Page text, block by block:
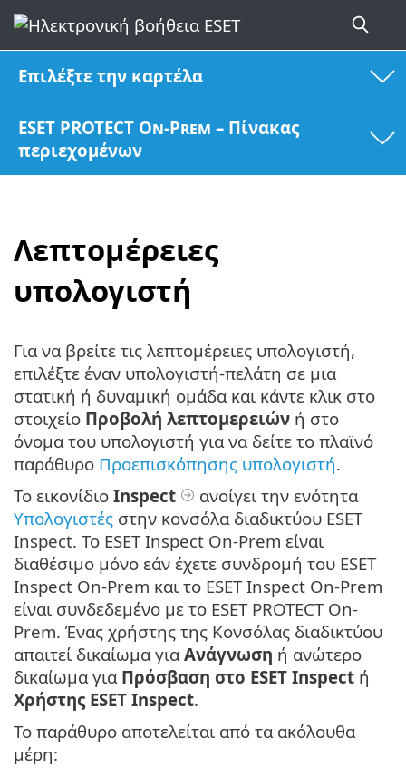
Επιλέξτε την καρτέλα
ESET PROTECT On-Prem – Πίνακας
περιεχομένων
Λεπτομέρειες
υπολογιστή
Για να βρείτε τις λεπτομέρειες υπολογιστή,
επιλέξτε έναν υπολογιστή-πελάτη σε μια
στατική ή δυναμική ομάδα και κάντε κλικ στο
στοιχείο Προβολή λεπτομερειών ή στο
όνομα του υπολογιστή για να δείτε το πλαϊνό
παράθυρο Προεπισκόπησης υπολογιστή.
Το εικονίδιο Inspect
ανοίγει την ενότητα
Υπολογιστές στην κονσόλα διαδικτύου ESET
Inspect. Το ESET Inspect On-Prem είναι
διαθέσιμο μόνο εάν έχετε συνδρομή του ESET
Inspect On-Prem και το ESET Inspect On-Prem
είναι συνδεδεμένο με το ESET PROTECT On-
Prem. Ένας χρήστης της Κονσόλας διαδικτύου
απαιτεί δικαίωμα για Ανάγνωση ή ανώτερο
δικαίωμα για Πρόσβαση στο ESET Inspect ή
Χρήστης ESET Inspect.
Το παράθυρο αποτελείται από τα ακόλουθα
μέρη: